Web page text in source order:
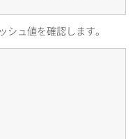
シュ値を確認します。